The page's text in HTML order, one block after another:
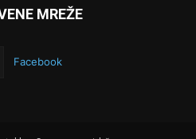
MREŽE
Facebook